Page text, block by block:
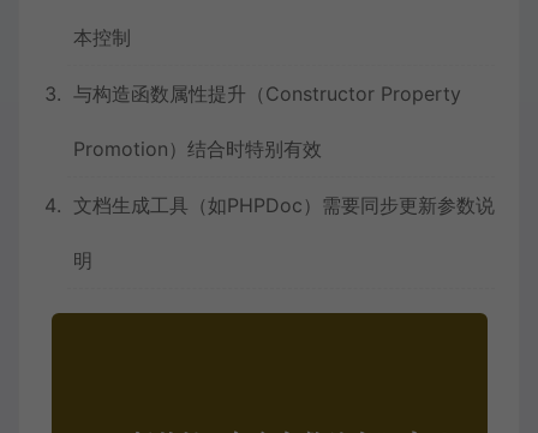
本控制
与构造函数属性提升（Constructor Property
Promotion）结合时特别有效
文档生成工具（如PHPDoc）需要同步更新参数说
明